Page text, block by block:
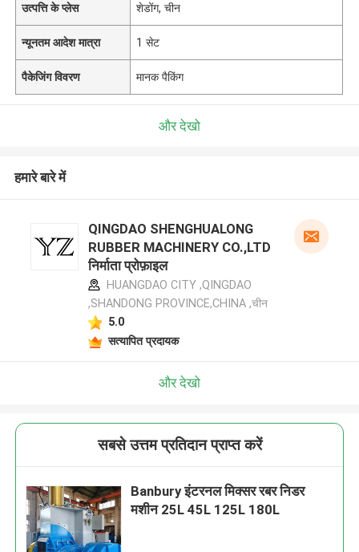
उत्पत्ति के प्लेस शेडोंग, चीन
न्यूनतम आदेश मात्रा 1 सेट
पैकेजिंग विवरण मानक पैकिंग
और देखो
हमारे बारे में
QINGDAO SHENGHUALONG
RUBBER MACHINERY CO.,LTD
निर्माता प्रोफ़ाइल
HUANGDAO CITY ,QINGDAO
,SHANDONG PROVINCE,CHINA ,चीन
5.0
सत्यापित प्रदायक
और देखो
सबसे उत्तम प्रतिदान प्राप्त करें
Banbury इंटरनल मिक्सर रबर निडर
मशीन 25L 45L 125L 180L